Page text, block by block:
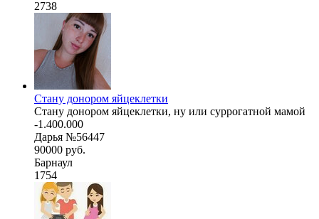
2738
Стану донором яйцеклетки
Стану донором яйцеклетки, ну или суррогатной мамой
-1.400.000
Дарья №56447
90000 руб.
Барнаул
1754